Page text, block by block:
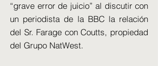
“grave error de juicio” al discutir con
un periodista de la BBC la relación
del Sr. Farage con Coutts, propiedad
del Grupo NatWest.